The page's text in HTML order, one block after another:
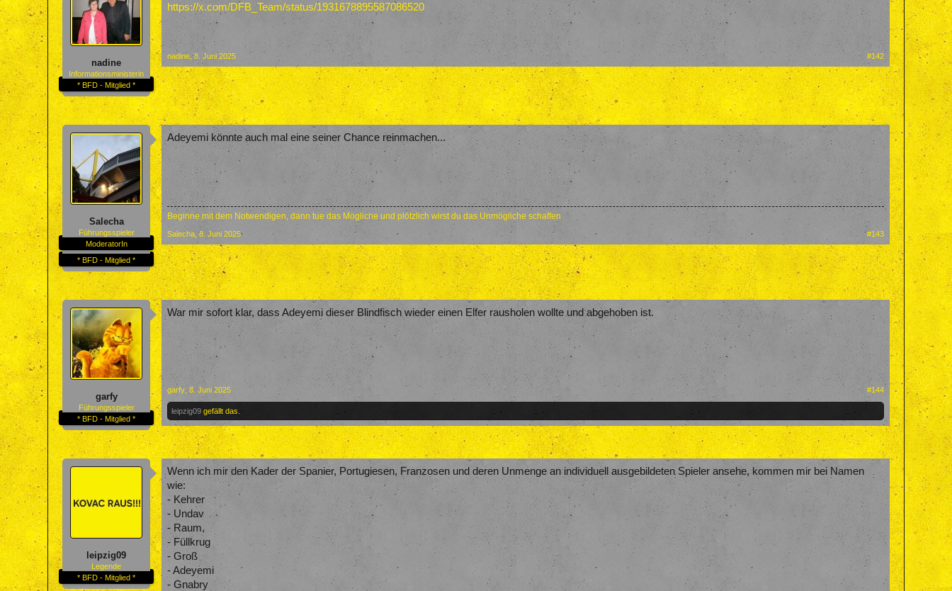
nadine
Informationsministerin
* BFD - Mitglied *
https://x.com/DFB_Team/status/1931678895587086520
nadine , 8. Juni 2025 #142
Salecha
Führungsspieler
ModeratorIn
* BFD - Mitglied *
Adeyemi könnte auch mal eine seiner Chance reinmachen...
Beginne mit dem Notwendigen, dann tue das Mögliche und plötzlich wirst du das Unmögliche schaffen
Salecha 8. Juni 2025 #143
garfy
Führungsspieler
* BFD - Mitglied *
War mir sofort klar, dass Adeyemi dieser Blindfisch wieder einen Elfer rausholen wollte und abgehoben ist.
garfy 8. Juni 2025 #144
leipzig09 gefällt das.
leipzig09
Legende
* BFD - Mitglied *
Wenn ich mir den Kader der Spanier, Portugiesen, Franzosen und deren Unmenge an individuell ausgebildeten Spieler ansehe, kommen mir bei Namen
wie:
- Kehrer
- Undav
- Raum,
- Füllkrug
- Groß
- Adeyemi
- Gnabry